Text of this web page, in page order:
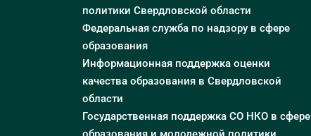
политики Свердловской области
Федеральная служба по надзору в сфере
образования
Информационная поддержка оценки
качества образования в Свердловской
области
Государственная поддержка СО НКО в сфере